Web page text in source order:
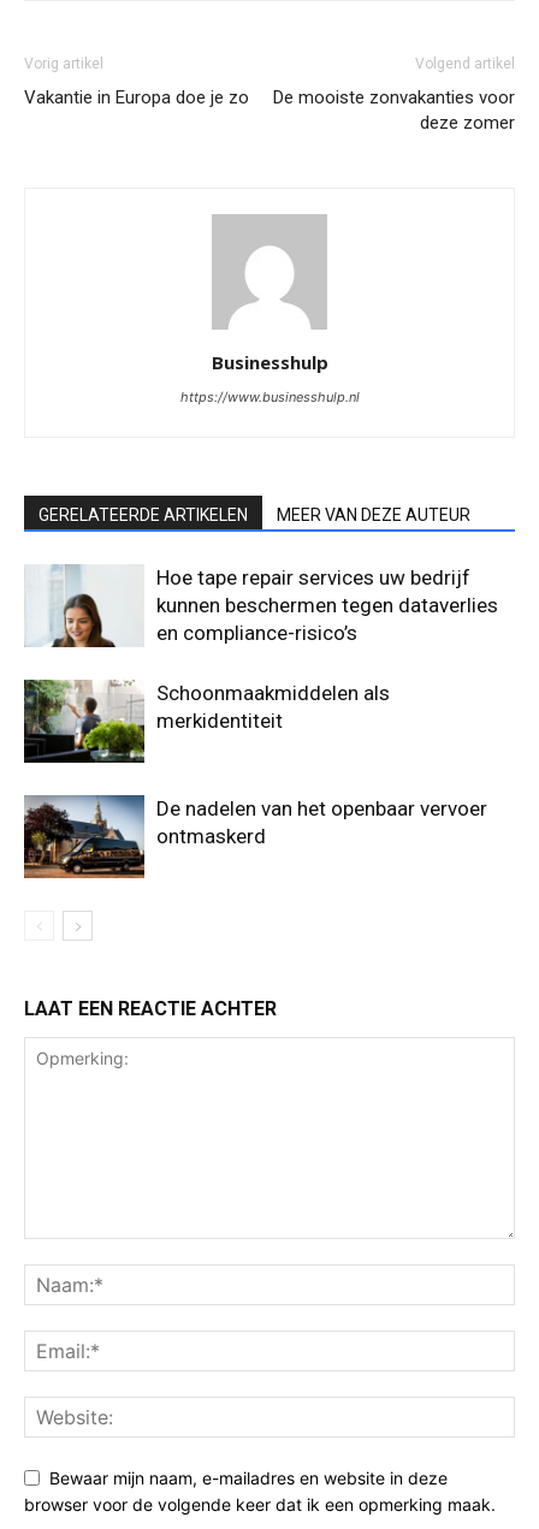
Vorig artikel
Vakantie in Europa doe je zo
Volgend artikel
De mooiste zonvakanties voor
deze zomer
Businesshulp
https://www.businesshulp.nl
GERELATEERDE ARTIKELEN MEER VAN DEZE AUTEUR
Hoe tape repair services uw bedrijf
kunnen beschermen tegen dataverlies
en compliance-risico’s
Schoonmaakmiddelen als
merkidentiteit
De nadelen van het openbaar vervoer
ontmaskerd
LAAT EEN REACTIE ACHTER
Bewaar mijn naam, e-mailadres en website in deze
browser voor de volgende keer dat ik een opmerking maak.